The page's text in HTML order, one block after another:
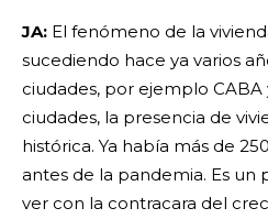
JA: El fenómeno de la
sucediendo hace ya varios
ciudades, por ejemplo CABA
ciudades, la presencia de
histórica. Ya había más de
antes de la pandemia. Es un
ver con la contracara del